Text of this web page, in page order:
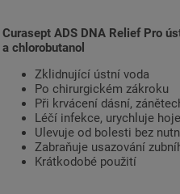
Curasept ADS DNA ReliefPro
a chlorobutanol
Zklidnující ústní voda
Po chirurgickém zákroku
Při krvácení dásní,
Léčí infekce, urychluje
Ulevuje od bolesti bez
Zabraňuje usazování
Krátkodobé použití